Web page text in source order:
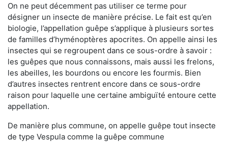
On ne peut décemment pas utiliser ce terme pour
désigner un insecte de manière précise. Le fait est qu’en
biologie, l’appellation guêpe s’applique à plusieurs sortes
de familles d’hyménoptères apocrites. On appelle ainsi les
insectes qui se regroupent dans ce sous-ordre à savoir :
les guêpes que nous connaissons, mais aussi les frelons,
les abeilles, les bourdons ou encore les fourmis. Bien
d’autres insectes rentrent encore dans ce sous-ordre
raison pour laquelle une certaine ambiguïté entoure cette
appellation.
De manière plus commune, on appelle guêpe tout insecte
de type Vespula comme la guêpe commune